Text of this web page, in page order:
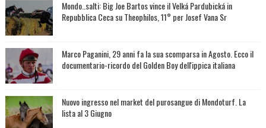
Mondo..salti: Big Joe Bartos vince il Velká Pardubická in
Repubblica Ceca su Theophilos, 11° per Josef Vana Sr
Marco Paganini, 29 anni fa la sua scomparsa in Agosto. Ecco il
documentario-ricordo del Golden Boy dell'ippica italiana
Nuovo ingresso nel market del purosangue di Mondoturf. La
lista al 3 Giugno